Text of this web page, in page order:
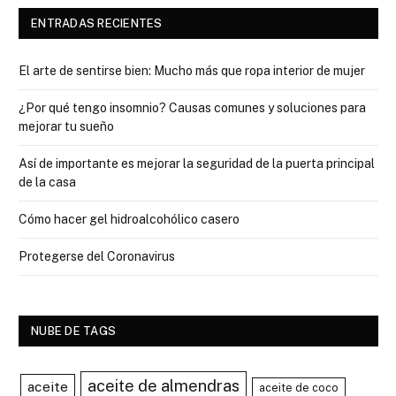
ENTRADAS RECIENTES
El arte de sentirse bien: Mucho más que ropa interior de mujer
¿Por qué tengo insomnio? Causas comunes y soluciones para
mejorar tu sueño
Así de importante es mejorar la seguridad de la puerta principal
de la casa
Cómo hacer gel hidroalcohólico casero
Protegerse del Coronavirus
NUBE DE TAGS
aceite aceite de almendras aceite de coco